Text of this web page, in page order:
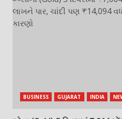
BUSINESS GUJARAT INDIA